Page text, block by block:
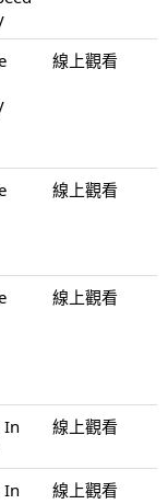
線上觀看
線上觀看
線上觀看
In
線上觀看
In
線上觀看